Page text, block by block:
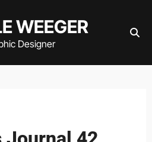
WEEGER
Designer